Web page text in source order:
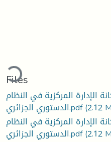
Files
الإدارة المركزية في النظام
الدستوري الجزائري.pdf(2.12
الإدارة المركزية في النظام
الدستوري الجزائري.pdf(2.12